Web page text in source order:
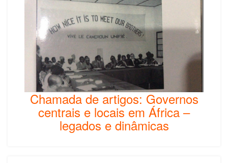
Chamada de artigos: Governos
centrais e locais em África –
legados e dinâmicas